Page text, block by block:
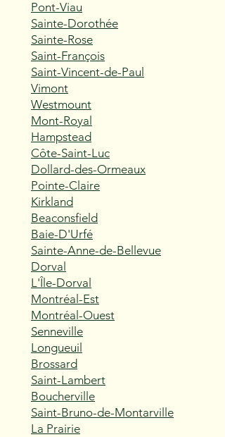
Pont-Viau
Sainte-Dorothée
Sainte-Rose
Saint-François
Saint-Vincent-de-Paul
Vimont
Westmount
Mont-Royal
Hampstead
Côte-Saint-Luc
Dollard-des-Ormeaux
Pointe-Claire
Kirkland
Beaconsfield
Baie-D'Urfé
Sainte-Anne-de-Bellevue
Dorval
L'Île-Dorval
Montréal-Est
Montréal-Ouest
Senneville
Longueuil
Brossard
Saint-Lambert
Boucherville
Saint-Bruno-de-Montarville
La Prairie